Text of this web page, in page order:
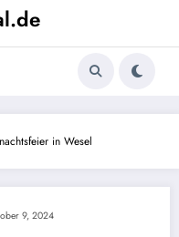
in Wesel
9, 2024